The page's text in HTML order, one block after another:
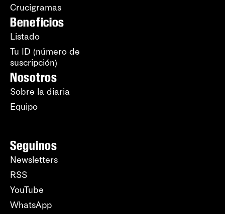
Crucigramas
Beneficios
Listado
Tu ID (número de
suscripción)
Nosotros
Sobre la diaria
Equipo
Seguinos
Newsletters
RSS
YouTube
WhatsApp